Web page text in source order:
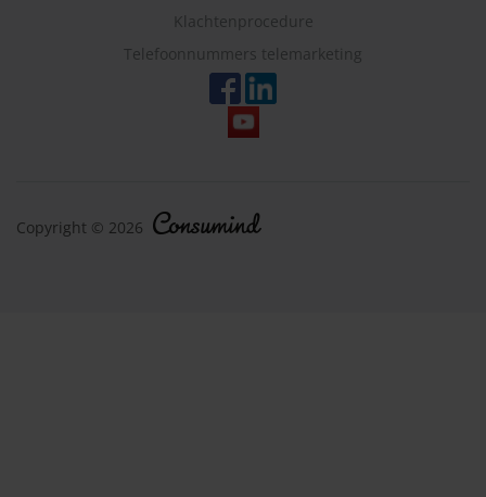
Klachtenprocedure
Telefoonnummers telemarketing
Copyright © 2026